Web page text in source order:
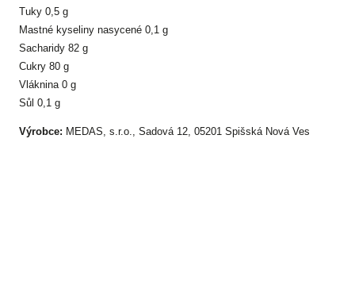
Tuky 0,5 g
Mastné kyseliny nasycené 0,1 g
Sacharidy 82 g
Cukry 80 g
Vláknina 0 g
Sůl 0,1 g
Výrobce: MEDAS, s.r.o., Sadová 12, 05201 Spišská Nová Ves